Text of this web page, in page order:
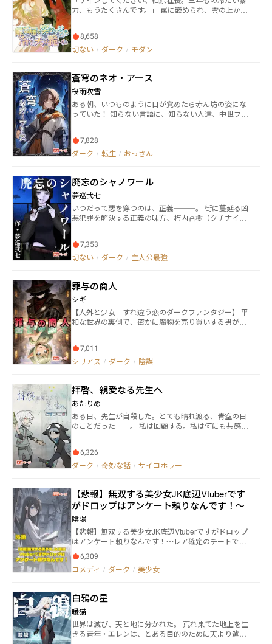
ていた。 クロマチン能力者である笹島咲花は、幼い
頃、大好きな姉を亡くした。 姉は非行少年達に拉致さ
し、少年達に下った刑罰は、犯した罪に比べてあまり
に軽いものだった。 鬼畜にも劣る凶悪犯は、駆逐すべ
きだ。 残酷な事件に向き合いながら、咲花は凶悪犯達
し、犯人が権力者の身内だったため、その事実は隠蔽
される。また、流された虚偽の内容により、被害者で
あるはずの彼の家族は、国民から批難を受けた。 SCP
T隊員となった彼は、家族が惨殺された真実に辿り着
き、行方を眩ませる。国に復讐するために。 罪を償わ
特殊能力を持つ、異なる思想を持つ三者。 彼等の出会
いにより、それぞれの思いが交わり、ぶつかり合う。
※この物語はフィクションです。実在の人物、団体等と
沿線名、駅名等についても、現実に同一名のものがあ
ったとしても、架空のものです。
力、もうたくさんです。」​​ 罠に嵌められ、雲の上から
の中の禁忌だった。 耐え忍べば振り向いてくれると思
ったら、彼が白月光に煌びやかな婚約指輪を贈る姿を
「行くな！俺が許さない限り、どこへも行かせな
い！」彼は狂気と恐慌を宿した瞳で彼女の手首を握
り、ついに片膝を着いた...​​ さらに予想外だったのは、
彼と犬猿の仲の優しい兄も手を差し伸べたこと。「振
り返るな、俺のところへ来い。」 捨てられた女から業
が狂ったような修羅場に！ ​この本心を賭けた戦いで、
最後に彼女が選ぶのは誰？​
8,658
切ない / ダーク / モダン
蒼穹のネオ・アース
桜雨吹雪
ある朝、いつものように目が覚めたら赤ん坊の姿にな
っていた！ 知らない言語に、知らない人達、中世ファ
やがて呑み込んでいく だが、現代日本と違い、世界に
は死が蔓延っていた。医療は発達していないが、治癒
前に、見知らぬ少年が現れる。 「ぼくも、過去から来
たんだ」 少年はそんな意味深な事を言って──？ ダー
クファンタジー×SFファンタジー
7,828
ダーク / 転生 / おっさん
廃忘のシャノワール
夢巡弐七
いつだって悪を穿つのは、正義───。 街に蔓延る凶
悪犯罪を解決する正義の味方、朽内杏樹（クチナイア
わせる、“即刻死刑”。 そんな正義の味方を追う、バイ
オレンスストーリー。 表紙:鬼皓・弥勒 ※この作品は下
7,353
切ない / ダーク / 主人公最強
罪与の商人
シギ
【人外と少女 すれ違う恋のダークファンタジー】 平
和な世界の裏側で、密かに魔物を売り買いする男がい
の辺境国サルダン。 ある依頼を受け、彼はその国へ赴
く。 そこで出逢ったのは、ハーフエルフの少女サニー
の目がわずかに揺らぐ。 他者の感情に興味を示さない
魔物と、愛情に飢えた少女。 ふたりは、ひとつの取引
を交わす。 それが救いとなるのか、それとも新たな罪
となるのか。 やがて彼らは、領主の跡取りを巡る兄弟
の骨肉の争い、その裏側に潜む陰謀へと巻き込まれて
のなかった出逢いが、静かに、確実に、国の均衡を揺
らし始める──。 ーーー ※同著者作品『褐色系美少女
剣士が、お喋りな魔剣に溺愛されて、親の敵討ちに出
展開となります。軽快な部分もありますが、ダーク寄
りです。 ※性的描写および残酷描写を含みます。 ーー
ー 表紙絵使用フォント: フォント：零ゴシック フリー
ダウンロード：https://flopdesign.booth.pm/items/2658
538
7,011
シリアス / ダーク / 陰謀
拝啓、親愛なる先生へ
あたりめ
ある日、先生が自殺した。とても晴れ渡る、青空の日
のことだった――。 私は回顧する。私は何にも共感で
た数年間の、ひょっとすると他人事みたいな、怪異と
の出来事の日々を――。
6,326
ダーク / 奇妙な話 / サイコホラー
【悲報】無双する美少女JK底辺Vtuberです
がドロップはアンケート頼りなんです！〜
陰陽
【悲報】無双する美少女JK底辺Vtuberですがドロップ
はアンケート頼りなんです！〜レア確定のチートです
がアンケートでしか選べません！誰か助けて下さい！
え？配信内容もアンケートで決まっちゃうの！？〜 謎
のスキル＜アンケート＞を手にした、女子高生ダンVtu
ある日、視聴回数１０００を越えたことで、配信画面
にアンケート機能がついた。 そこに表示された文字。
【確定ドロップ】 イレギュラーに遭遇した人気配信者
を偶然助けたことで、なんとかリスナー誘導によりア
ンケートに回答してもらい、初のドロップアイテムを
6,309
コメディ / ダーク / 美少女
白鴉の星
暖猫
世界は滅び、天と地に分かれた。 荒れ果てた地上を生
きる青年・エレンは、とある目的のために天より遣わ